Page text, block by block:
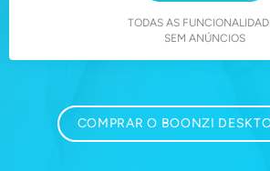
TODAS AS
SEM ANÚNCIOS
COMPRAR O BOONZI